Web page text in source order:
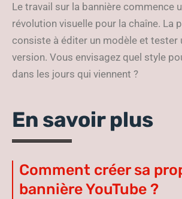
Le travail sur la bannière commence
révolution visuelle pour la chaîne. La
consiste à éditer un modèle et tester
version. Vous envisagez quel style
dans les jours qui viennent ?
En savoir plus
Comment créer sa
bannière YouTube ?